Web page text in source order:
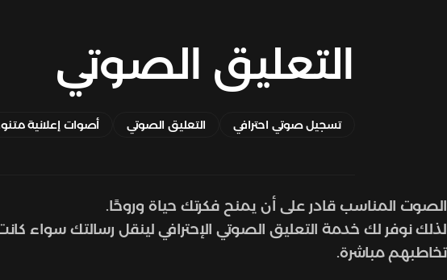
التعليق الصوتي
تسجيل صوتي احترافي التعليق الصوتي أصوات إعلانية
الصوت المناسب قادر على أن يمنح فكرتك حياة وروحًا.
لذلك نوفر لك خدمة التعليق الصوتي الإحترافي لينقل رسالتك سواء
تخاطبهم مباشرة.